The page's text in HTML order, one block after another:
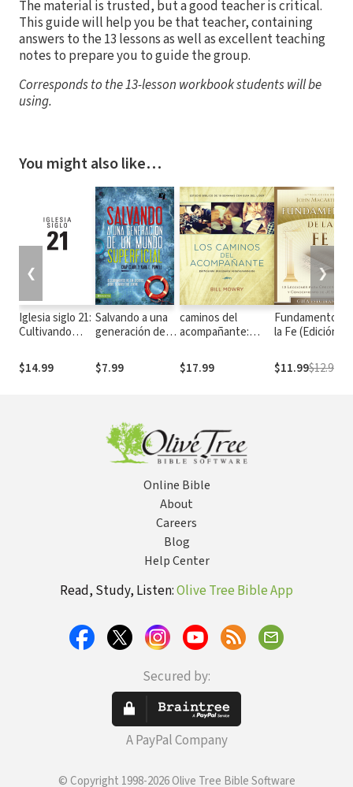
The material is trusted, but a good teacher is critical.
This guide will help you be that teacher, containing
answers to the 13 lessons as well as excellent teaching
notes to prepare you to guide the group.
Corresponds to the 13-lesson workbook students will be
using.
You might also like…
Iglesia siglo 21:
Cultivando
bíblicas por
medio de los
$14.99
Salvando a una
generación de
superficial:
Descubrimientos
ministerio juvenil
$7.99
caminos del
acompañante:
discípulos
relacionalmente
$17.99
Fundamentos
la Fe (Edición
Lecciones para
Crecer en la
$11.99$12.99
❮ ❯
Online Bible
About
Careers
Blog
Help Center
Read, Study, Listen:Olive Tree Bible App
Secured by:
A PayPal Company
© Copyright 1998-2026 Olive Tree Bible Software